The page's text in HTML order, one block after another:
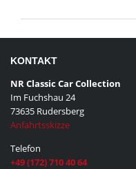
KONTAKT
NR Classic Car Collection
Im Fuchshau 24
73635 Rudersberg
Anfahrtsskizze
Telefon
+49 (172) 710 40 64